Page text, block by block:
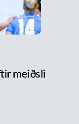
meiðsli